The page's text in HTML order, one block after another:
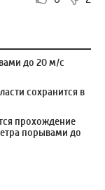
до 20 м/с
сохранится в
прохождение
порывами до